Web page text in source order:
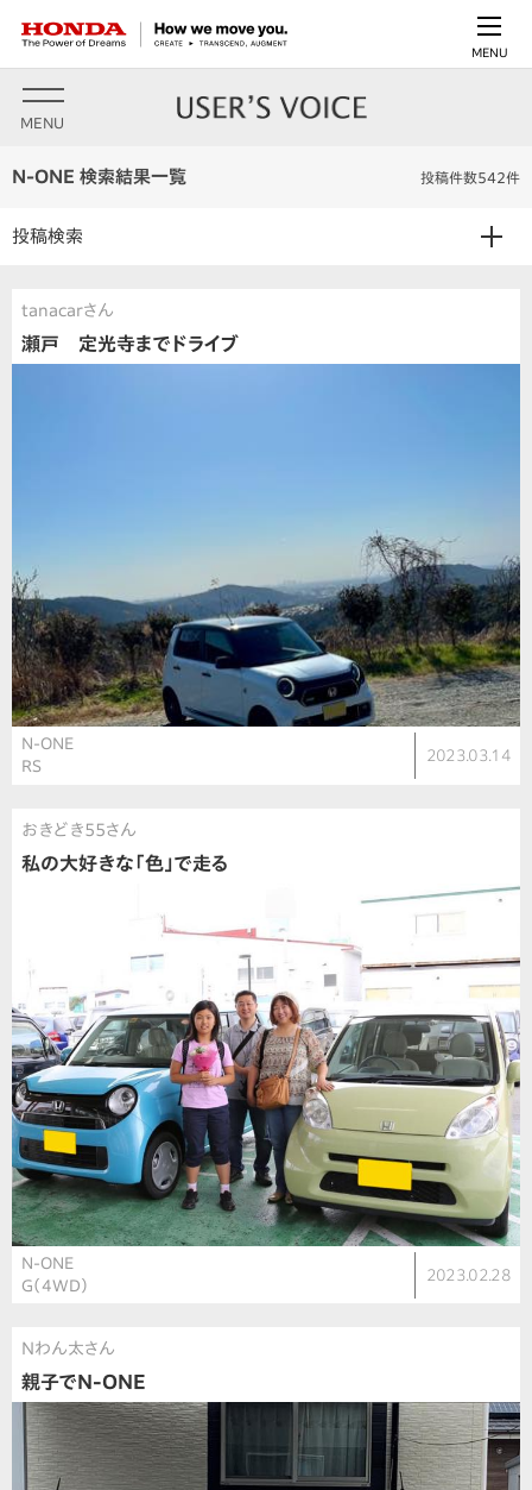
MENU
MENU
N-ONE 検索結果一覧 投稿件数542件
投稿検索
tanacarさん
瀬戸 定光寺までドライブ
N-ONE
RS
2023.03.14
おきどき55さん
私の大好きな「色」で走る
N-ONE
G（4WD）
2023.02.28
Nわん太さん
親子でN-ONE